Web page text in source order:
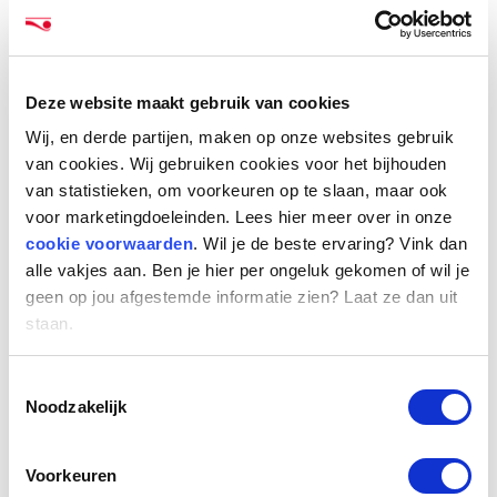
Deze website maakt gebruik van cookies
Wij, en derde partijen, maken op onze websites gebruik
van cookies. Wij gebruiken cookies voor het bijhouden
van statistieken, om voorkeuren op te slaan, maar ook
voor marketingdoeleinden. Lees hier meer over in onze
cookie voorwaarden. Wil je de beste ervaring? Vink dan
alle vakjes aan. Ben je hier per ongeluk gekomen of wil je
geen op jou afgestemde informatie zien? Laat ze dan uit
staan.
Noodzakelijk
Voorkeuren
kunnen krijgen over het verleden. Sinds de
publicatie kunnen Opdrachtgevers zich lastiger
iedereen zwart op wit kan lezen wat de
Belastingdienst een gezagsverhouding vindt.”
Ruis bij 40 indicatoren
Het kabinet beloofde voor 1 januari 2019 met
een verduidelijking van de definitie te komen.
Dat is gelukt middels de eerder beschreven
‘richtlijn beoordeling gezagsverhouding’, maar
frustrerend voor organisaties dat de
dan niet sprake is van een gezagsverhouding